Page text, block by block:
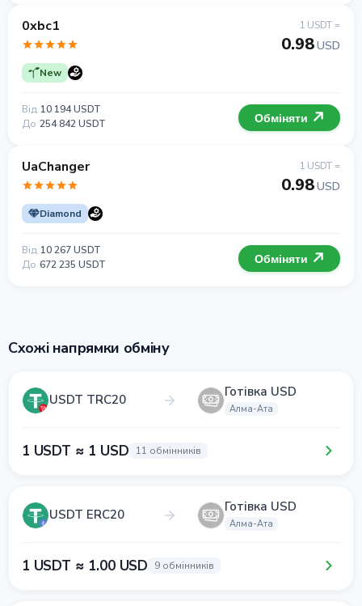
0xbc1
New
1 USDT =
0.98USD
Від 10 194 USDT
До 254 842 USDT Обміняти
UaChanger
Diamond
1 USDT =
0.98USD
Від 10 267 USDT
До 672 235 USDT Обміняти
Схожі напрямки обміну
USDT TRC20 Готівка USD
Алма-Ата
1 USDT ≈ 1 USD 11 обмінників
USDT ERC20 Готівка USD
Алма-Ата
1 USDT ≈ 1.00 USD 9 обмінників